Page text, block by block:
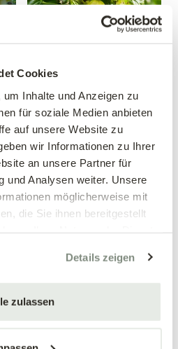
Cookies
Inhalte und Anzeigen zu
für soziale Medien anbieten
auf unsere Website zu
wir Informationen zu Ihrer
an unsere Partner für
und Analysen weiter. Unsere
möglicherweise mit
die Sie ihnen bereitgestellt
Details zeigen
zulassen
€
Gelbe Stachelbeersäule
24,99 €
Säulenform
60-80 cm/4 Liter Topf